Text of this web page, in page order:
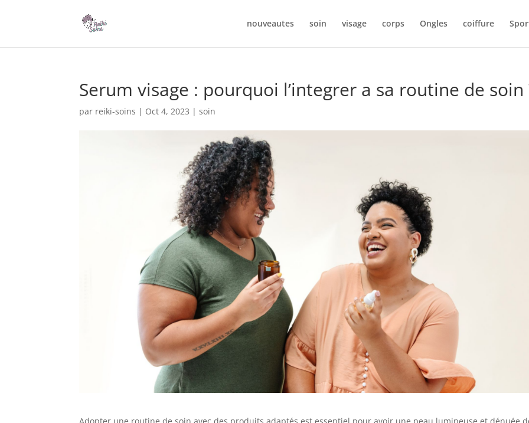
nouveautes soin visage corps Ongles coiffure
Serum visage : pourquoi l’integrer a sa routine de soin
par reiki-soins | Oct 4, 2023 |soin